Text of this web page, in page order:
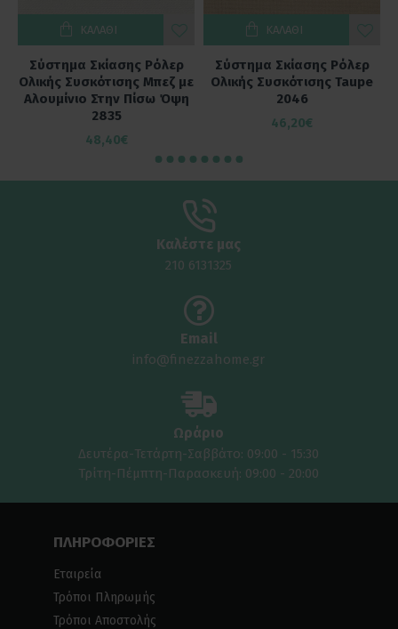
Σύστημα Σκίασης Ρόλερ
Ολικής Συσκότισης Mπεζ με
Αλουμίνιο Στην Πίσω Όψη
2835
48,40€
ΚΑΛΆΘΙ
Σύστημα Σκίασης Ρόλερ
Ολικής Συσκότισης Taupe
2046
46,20€
ΚΑΛΆΘΙ
Καλέστε μας
210 6131325
Email
info@finezzahome.gr
Ωράριο
Δευτέρα-Τετάρτη-Σαββάτο: 09:00 - 15:30
Τρίτη-Πέμπτη-Παρασκευή: 09:00 - 20:00
ΠΛΗΡΟΦΟΡΙΕΣ
Εταιρεία
Τρόποι Πληρωμής
Τρόποι Αποστολής